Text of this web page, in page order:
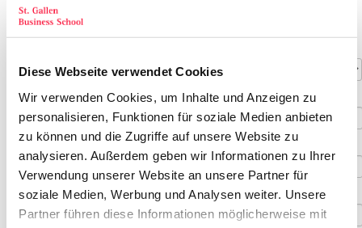
Diese Webseite verwendet Cookies
Wir verwenden Cookies, um Inhalte und Anzeigen zu
personalisieren, Funktionen für soziale Medien anbieten
zu können und die Zugriffe auf unsere Website zu
analysieren. Außerdem geben wir Informationen zu Ihrer
Verwendung unserer Website an unsere Partner für
soziale Medien, Werbung und Analysen weiter. Unsere
Partner führen diese Informationen möglicherweise mit
Art der Adresse
Kontaktdaten
Titel
Vorname*
Nachname*